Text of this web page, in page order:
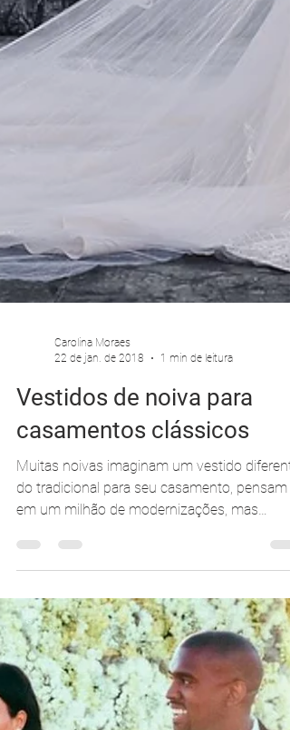
Carolina Moraes
22 de jan. de 2018
1 min de leitura
Vestidos de noiva para